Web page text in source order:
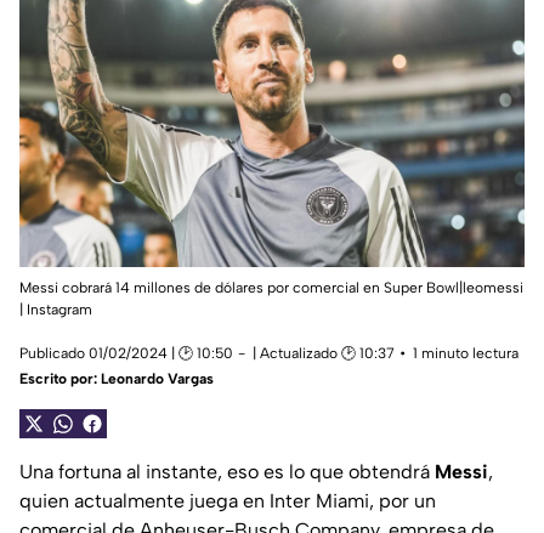
Messi cobrará 14 millones de dólares por comercial en Super Bowl|leomessi
| Instagram
Publicado 01/02/2024 | 🕑 10:50 | Actualizado 🕑 10:37
1 minuto lectura
Escrito por: Leonardo Vargas
Una fortuna al instante, eso es lo que obtendrá Messi,
quien actualmente juega en Inter Miami, por un